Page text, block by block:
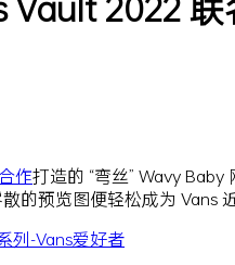
作打造的 “弯丝” Wavy
散的预览图便轻松成为 Vans